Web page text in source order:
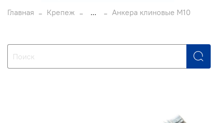
Главная Крепеж ... Анкера клиновые М10